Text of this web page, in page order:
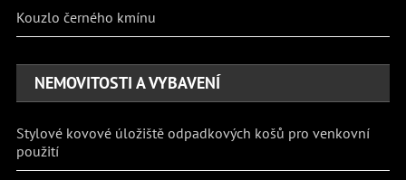
Kouzlo černého kmínu
NEMOVITOSTI A VYBAVENÍ
Stylové kovové úložiště odpadkových košů pro venkovní
použití